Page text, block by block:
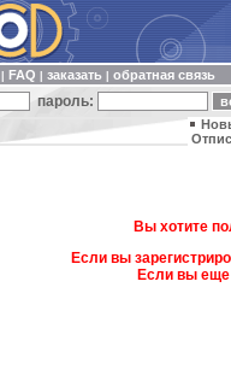
FAQ заказать обратная связь
пароль:
Вы хотите
Если вы
Если вы еще